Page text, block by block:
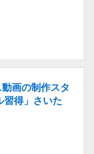
画の制作スタ
習得」さいた